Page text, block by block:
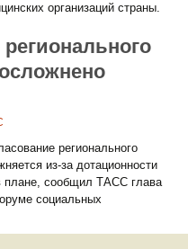
организаций страны.
регионального
из-за дотационности
плане, сообщил ТАСС глава
социальных